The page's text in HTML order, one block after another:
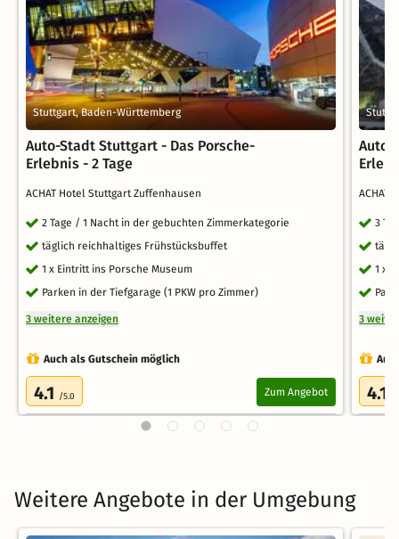
Stuttgart, Baden-Württemberg
Auto-Stadt Stuttgart - Das Porsche-
Erlebnis - 2 Tage
ACHAT Hotel Stuttgart Zuffenhausen
2 Tage / 1 Nacht in der gebuchten Zimmerkategorie
täglich reichhaltiges Frühstücksbuffet
1 x Eintritt ins Porsche Museum
Parken in der Tiefgarage (1 PKW pro Zimmer)
3 weitere anzeigen
Auch als Gutschein möglich
4.1 /5.0 Zum Angebot
Auto-
3
1 x
3
4.1
Weitere Angebote in der Umgebung